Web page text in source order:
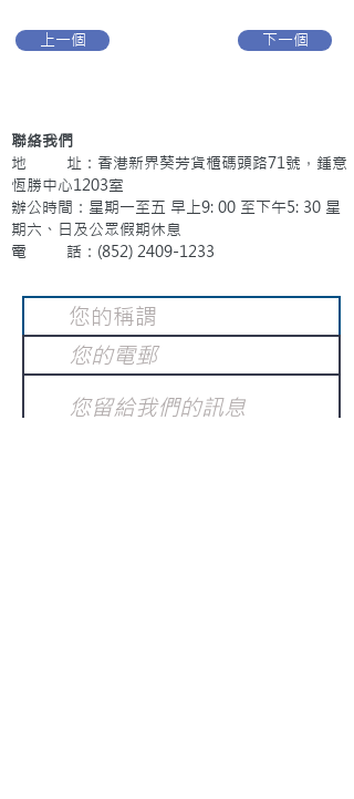
上一個 下一個
聯絡我們
地 址：香港新界葵芳貨櫃碼頭路71號，鍾意
恆勝中心1203室
辦公時間：星期一至五 早上9: 00 至下午5: 30 星
期六、日及公眾假期休息
電 話：(852) 2409-1233